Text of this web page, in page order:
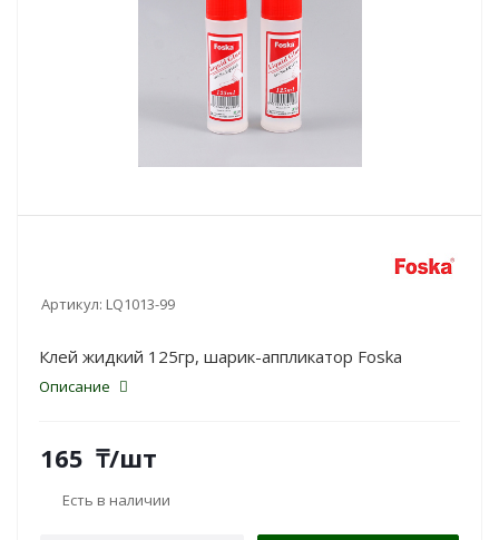
Артикул: LQ1013-99
Клей жидкий 125гр, шарик-аппликатор Foska
Описание
165 ₸/шт
Есть в наличии